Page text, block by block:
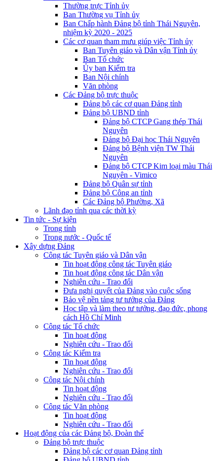
Thường trực Tỉnh ủy
Ban Thường vụ Tỉnh ủy
Ban Chấp hành Đảng bộ tỉnh Thái Nguyên,
nhiệm kỳ 2020 - 2025
Các cơ quan tham mưu giúp việc Tỉnh ủy
Ban Tuyên giáo và Dân vận Tỉnh ủy
Ban Tổ chức
Ủy ban Kiểm tra
Ban Nội chính
Văn phòng
Các Đảng bộ trực thuộc
Đảng bộ các cơ quan Đảng tỉnh
Đảng bộ UBND tỉnh
Đảng bộ CTCP Gang thép Thái
Nguyên
Đảng bộ Đại học Thái Nguyên
Đảng bộ Bệnh viện TW Thái
Nguyên
Đảng bộ CTCP Kim loại màu Thái
Nguyên - Vimico
Đảng bộ Quân sự tỉnh
Đảng bộ Công an tỉnh
Các Đảng bộ Phường, Xã
Lãnh đạo tỉnh qua các thời kỳ
Tin tức - Sự kiện
Trong tỉnh
Trong nước - Quốc tế
Xây dựng Đảng
Công tác Tuyên giáo và Dân vận
Tin hoạt động công tác Tuyên giáo
Tin hoạt động công tác Dân vận
Nghiên cứu - Trao đổi
Đưa nghị quyết của Đảng vào cuộc sống
Bảo vệ nền tảng tư tưởng của Đảng
Học tập và làm theo tư tưởng, đạo đức, phong
cách Hồ Chí Minh
Công tác Tổ chức
Tin hoạt động
Nghiên cứu - Trao đổi
Công tác Kiểm tra
Tin hoạt động
Nghiên cứu - Trao đổi
Công tác Nội chính
Tin hoạt động
Nghiên cứu - Trao đổi
Công tác Văn phòng
Tin hoạt động
Nghiên cứu - Trao đổi
Hoạt động của các Đảng bộ, Đoàn thể
Đảng bộ trực thuộc
Đảng bộ các cơ quan Đảng tỉnh